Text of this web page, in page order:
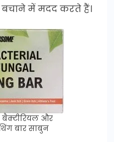
में मदद करते हैं।
बैक्टीरियल और
बार साबुन